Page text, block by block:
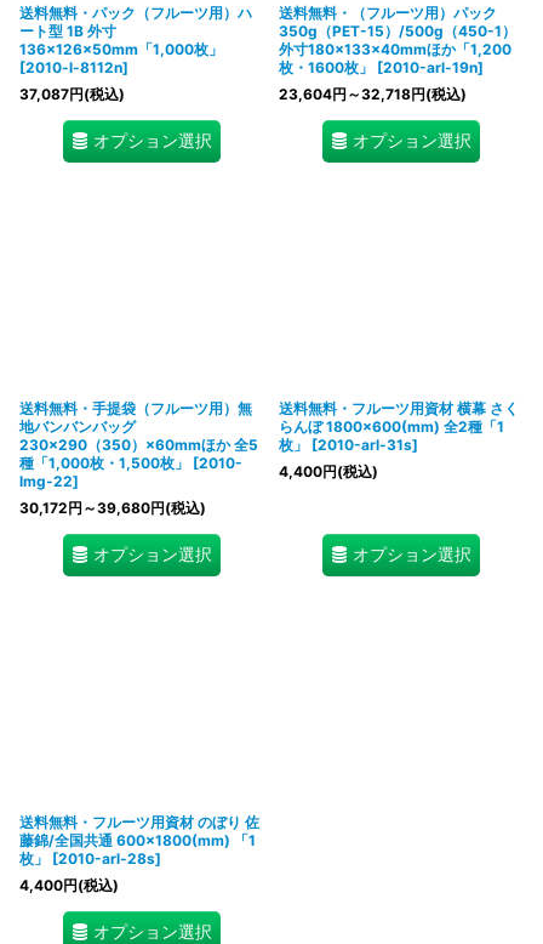
送料無料・パック（フルーツ用）ハ
ート型 1B 外寸
136×126×50mm「1,000枚」
[2010-l-8112n]
37,087円(税込)
オプション選択
送料無料・（フルーツ用）パック
350g（PET-15）/500g（450-1）
外寸180×133×40mmほか「1,200
枚・1600枚」
[2010-arl-19n]
23,604円 ～32,718円(税込)
オプション選択
送料無料・手提袋（フルーツ用）無
地バンバンバッグ
230×290（350）×60mmほか 全5
種「1,000枚・1,500枚」
[2010-
lmg-22]
30,172円 ～39,680円(税込)
オプション選択
送料無料・フルーツ用資材 横幕 さく
らんぼ 1800×600(mm) 全2種「1
枚」
[2010-arl-31s]
4,400円(税込)
オプション選択
送料無料・フルーツ用資材 のぼり 佐
藤錦/全国共通 600×1800(mm) 「1
枚」
[2010-arl-28s]
4,400円(税込)
オプション選択